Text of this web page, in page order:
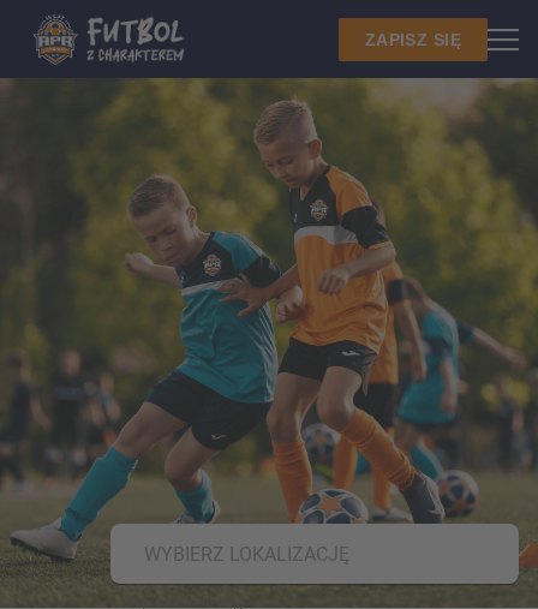
ZAPISZ SIĘ
WYBIERZ LOKALIZACJĘ